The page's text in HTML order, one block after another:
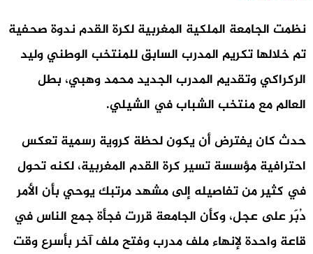
نظمت الجامعة الملكية المغربية لكرة القدم ندوة صحفية
تم خلالها تكريم المدرب السابق للمنتخب الوطني وليد
الركراكي وتقديم المدرب الجديد محمد وهبي، بطل
العالم مع منتخب الشباب في الشيلي.
حدث كان يفترض أن يكون لحظة كروية رسمية تعكس
احترافية مؤسسة تسير كرة القدم المغربية، لكنه تحول
في كثير من تفاصيله إلى مشهد مرتبك يوحي بأن الأمر
دُبّر على عجل، وكأن الجامعة قررت فجأة جمع الناس في
قاعة واحدة لإنهاء ملف مدرب وفتح ملف آخر بأسرع وقت